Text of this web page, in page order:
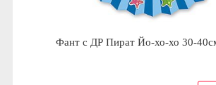
Фант с ДР Пират Йо-хо-хо 30-